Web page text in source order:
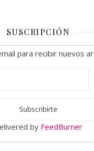
SUSCRIPCIÓN
para recibir nuevos
by FeedBurner